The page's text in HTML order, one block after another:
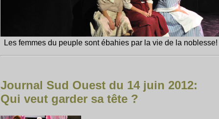
Les femmes du peuple sont ébahies par la vie de la noblesse!
Journal Sud Ouest du 14 juin 2012:
Qui veut garder sa tête ?